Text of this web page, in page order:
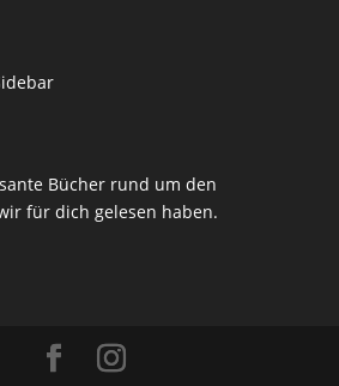
Bücher rund um den
für dich gelesen haben.